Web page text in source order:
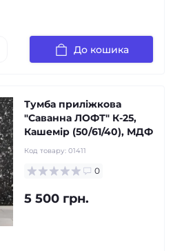
До кошика
Тумба приліжкова
"Саванна ЛОФТ" К-25,
Кашемір (50/61/40), МДФ
Код товару: 01411
0
5 500 грн.